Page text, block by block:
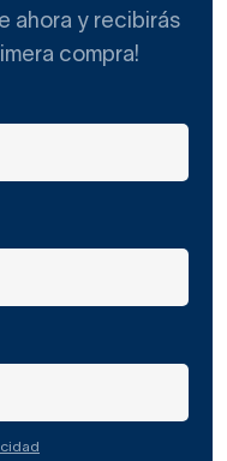
ahora y recibirás
compra!